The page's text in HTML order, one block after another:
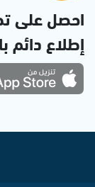
احصل على
إطلاع دائم